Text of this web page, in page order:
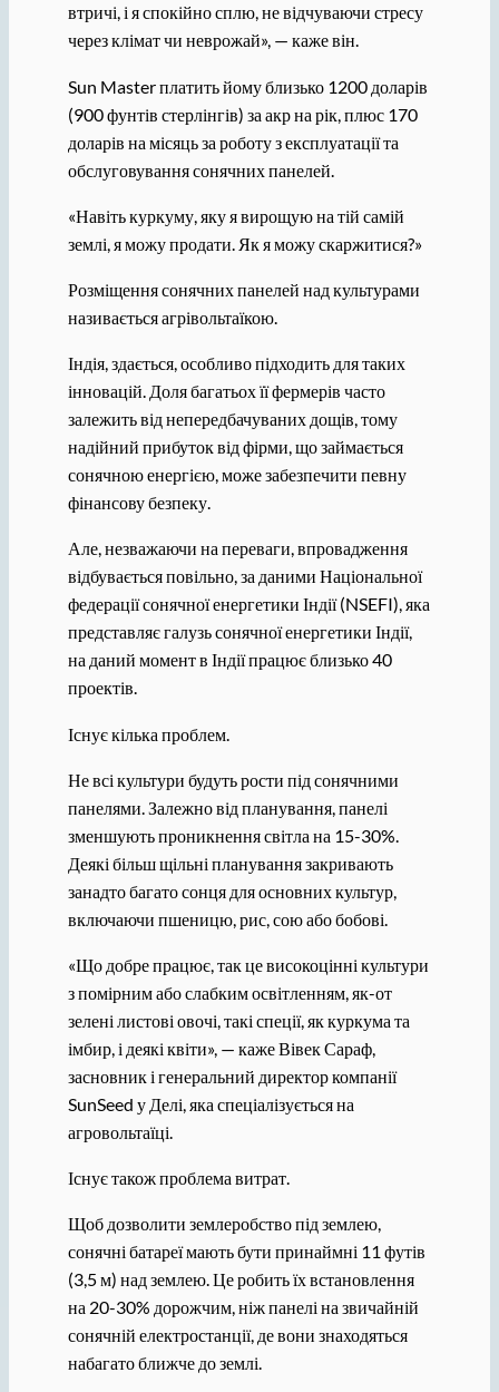
втричі, і я спокійно сплю, не відчуваючи стресу
через клімат чи неврожай», — каже він.
Sun Master платить йому близько 1200 доларів
(900 фунтів стерлінгів) за акр на рік, плюс 170
доларів на місяць за роботу з експлуатації та
обслуговування сонячних панелей.
«Навіть куркуму, яку я вирощую на тій самій
землі, я можу продати. Як я можу скаржитися?»
Розміщення сонячних панелей над культурами
називається агрівольтаїкою.
Індія, здається, особливо підходить для таких
інновацій. Доля багатьох її фермерів часто
залежить від непередбачуваних дощів, тому
надійний прибуток від фірми, що займається
сонячною енергією, може забезпечити певну
фінансову безпеку.
Але, незважаючи на переваги, впровадження
відбувається повільно, за даними Національної
федерації сонячної енергетики Індії (NSEFI), яка
представляє галузь сонячної енергетики Індії,
на даний момент в Індії працює близько 40
проектів.
Існує кілька проблем.
Не всі культури будуть рости під сонячними
панелями. Залежно від планування, панелі
зменшують проникнення світла на 15-30%.
Деякі більш щільні планування закривають
занадто багато сонця для основних культур,
включаючи пшеницю, рис, сою або бобові.
«Що добре працює, так це високоцінні культури
з помірним або слабким освітленням, як-от
зелені листові овочі, такі спеції, як куркума та
імбир, і деякі квіти», — каже Вівек Сараф,
засновник і генеральний директор компанії
SunSeed у Делі, яка спеціалізується на
агровольтаїці.
Існує також проблема витрат.
Щоб дозволити землеробство під землею,
сонячні батареї мають бути принаймні 11 футів
(3,5 м) над землею. Це робить їх встановлення
на 20-30% дорожчим, ніж панелі на звичайній
сонячній електростанції, де вони знаходяться
набагато ближче до землі.